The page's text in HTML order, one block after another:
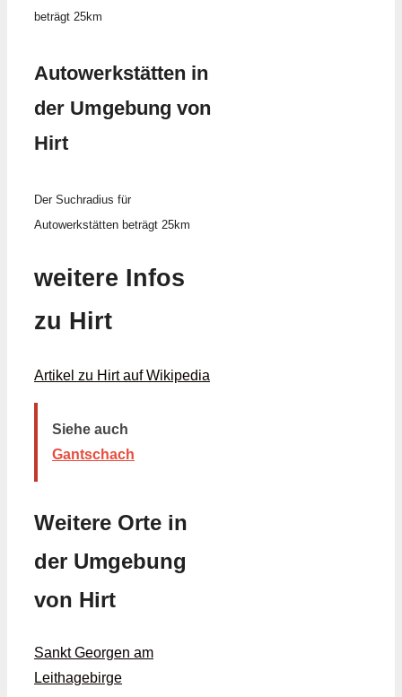
beträgt 25km
Autowerkstätten in
der Umgebung von
Hirt
Der Suchradius für
Autowerkstätten beträgt 25km
weitere Infos
zu Hirt
Artikel zu Hirt auf Wikipedia
Siehe auch
Gantschach
Weitere Orte in
der Umgebung
von Hirt
Sankt Georgen am
Leithagebirge